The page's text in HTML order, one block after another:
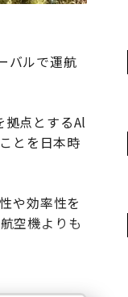
バルで運航
点とするAl
とを日本時
や効率性を
空機よりも